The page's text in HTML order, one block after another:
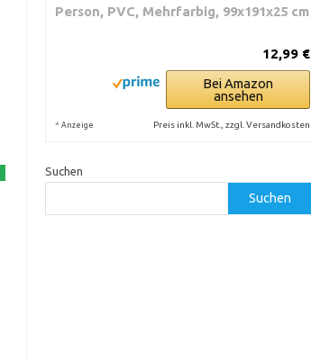
Person, PVC, Mehrfarbig, 99x191x25 cm
12,99 €
Bei Amazon
ansehen
* Anzeige Preis inkl. MwSt., zzgl. Versandkosten
Suchen
Suchen